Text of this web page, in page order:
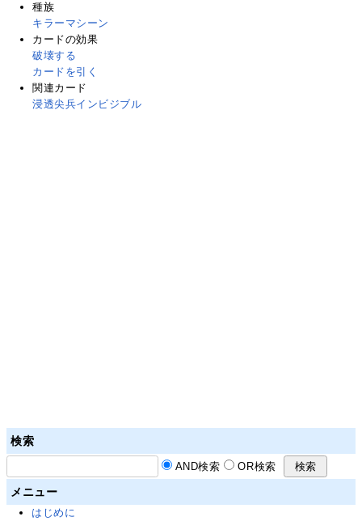
種族
キラーマシーン
カードの効果
破壊する
カードを引く
関連カード
浸透尖兵インビジブル
検索
AND検索 OR検索
メニュー
はじめに